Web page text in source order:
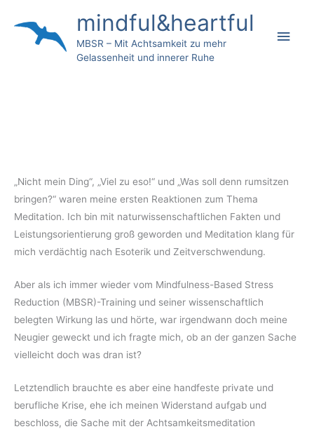
Inhalt
springen
mindful&heartful
MBSR – Mit Achtsamkeit zu mehr
Gelassenheit und innerer Ruhe
„Nicht mein Ding“, „Viel zu eso!“ und „Was soll denn rumsitzen
bringen?“ waren meine ersten Reaktionen zum Thema
Meditation. Ich bin mit naturwissenschaftlichen Fakten und
Leistungsorientierung groß geworden und Meditation klang für
mich verdächtig nach Esoterik und Zeitverschwendung.
Aber als ich immer wieder vom Mindfulness-Based Stress
Reduction (MBSR)-Training und seiner wissenschaftlich
belegten Wirkung las und hörte, war irgendwann doch meine
Neugier geweckt und ich fragte mich, ob an der ganzen Sache
vielleicht doch was dran ist?
Letztendlich brauchte es aber eine handfeste private und
berufliche Krise, ehe ich meinen Widerstand aufgab und
beschloss, die Sache mit der Achtsamkeitsmeditation